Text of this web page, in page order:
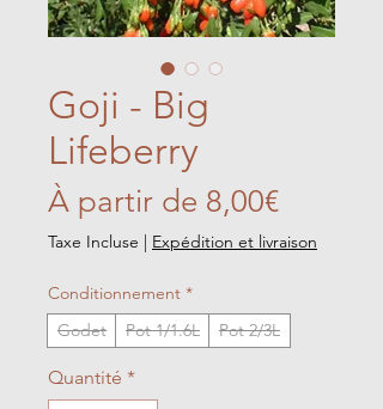
Goji - Big
Lifeberry
À partir de 8,00€Prix
Taxe Incluse Expédition et livraison
Conditionnement *
Godet
Pot 1/1.6L Pot 2/3L
Quantité *